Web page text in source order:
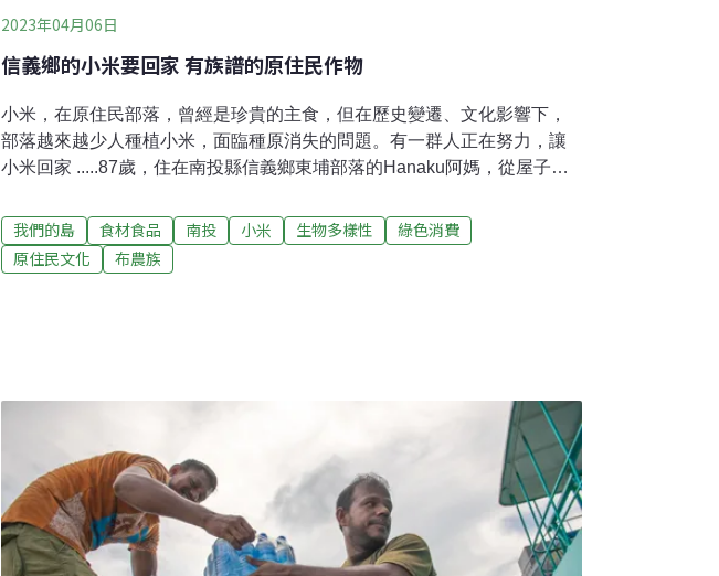
2023年04月06日
信義鄉的小米要回家 有族譜的原住民作物
小米，在原住民部落，曾經是珍貴的主食，但在歷史變遷、文化影響下，
部落越來越少人種植小米，面臨種原消失的問題。有一群人正在努力，讓
小米回家 .....87歲，住在南投縣信義鄉東埔部落的Hanaku阿媽，從屋子的
他的嫁妝，用這對杵以及臼，阿媽把小米脫殼，把小米搗成年糕。曾經，
小米是很重要的糧食，小米的種植與收成，貫穿了部落的歲時節令。只
是，東埔很久沒有種小米了。
我們的島 食材食品 南投 小米 生物多樣性
綠色消費
原住民文化
布農族